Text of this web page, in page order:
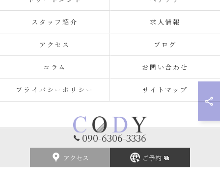
090-6306-3336
アクセス ご予約
スタッフ紹介 求人情報
アクセス ブログ
コラム お問い合わせ
プライバシーポリシー サイトマップ
© 2026 福岡県北九州の美容室ならCODY ALL RIGHTS RESERVED.